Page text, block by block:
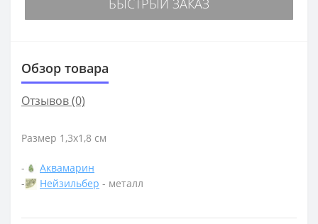
БЫСТРЫЙ ЗАКАЗ
Обзор товара
Отзывов (0)
Размер 1,3х1,8 см
-
Аквамарин
-
Нейзильбер - металл